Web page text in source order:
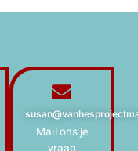
Mail ons je